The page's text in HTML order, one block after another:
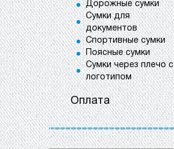
Дорожные сумки
Сумки для
документов
Спортивные сумки
Поясные сумки
Сумки через плечо с
логотипом
Оплата